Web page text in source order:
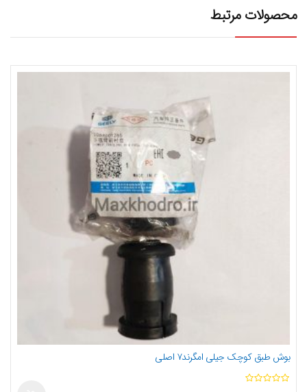
محصولات مرتبط
بوش طبق کوچک جیلی امگرند۷ اصلی